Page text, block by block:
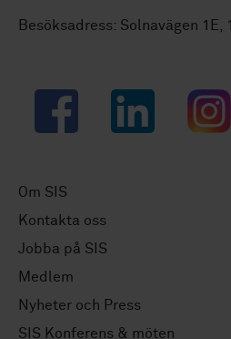
Besöksadress: Solnavägen 1E,
Facebook LinkedIn
Om SIS
Kontakta oss
Jobba på SIS
Medlem
Nyheter och Press
SIS Konferens & möten